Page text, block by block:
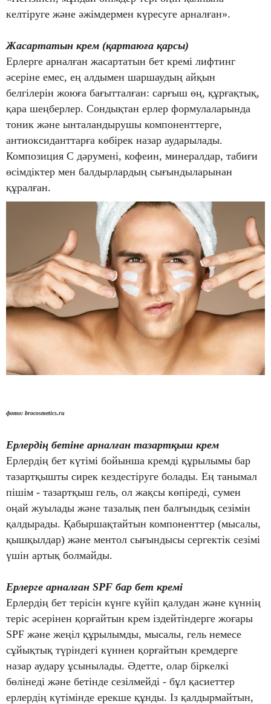
келтіруге және әжімдермен күресуге арналған».
Жасартатын крем (қартаюға қарсы)
Ерлерге арналған жасартатын бет кремі лифтинг
әсеріне емес, ең алдымен шаршаудың айқын
белгілерін жоюға бағытталған: сарғыш өң, құрғақтық,
қара шеңберлер. Сондықтан ерлер формулаларында
тоник және ынталандырушы компоненттерге,
антиоксиданттарға көбірек назар аударылады.
Композиция С дәрумені, кофеин, минералдар, табиғи
өсімдіктер мен балдырлардың сығындыларынан
құралған.
фото: brocosmetics.ru
Ерлердің бетіне арналған тазартқыш крем
Ерлердің бет күтімі бойынша кремді құрылымы бар
тазартқышты сирек кездестіруге болады. Ең танымал
пішім - тазартқыш гель, ол жақсы көпіреді, сумен
оңай жуылады және тазалық пен балғындық сезімін
қалдырады. Қабыршақтайтын компоненттер (мысалы,
қышқылдар) және ментол сығындысы сергектік сезімі
үшін артық болмайды.
Ерлерге арналған SPF бар бет кремі
Ерлердің бет терісін күнге күйіп қалудан және күннің
теріс әсерінен қорғайтын крем іздейтіндерге жоғары
SPF және жеңіл құрылымды, мысалы, гель немесе
сұйықтық түріндегі күннен қорғайтын кремдерге
назар аудару ұсынылады. Әдетте, олар біркелкі
бөлінеді және бетінде сезілмейді - бұл қасиеттер
ерлердің күтімінде ерекше құнды. Із қалдырмайтын,